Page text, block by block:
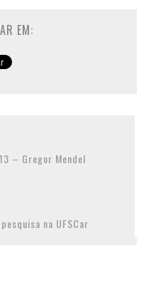
EM:
– Gregor Mendel
na UFSCar